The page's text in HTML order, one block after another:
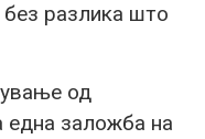
разлика што
од
една заложба на